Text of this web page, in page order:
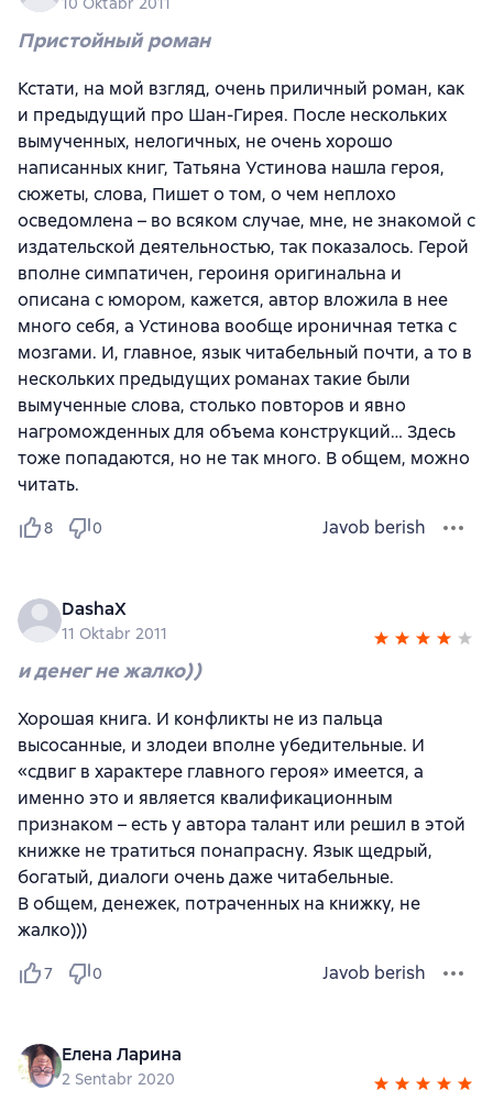
Пристойный роман
Кстати, на мой взгляд, очень приличный роман, как
и предыдущий про Шан-Гирея. После нескольких
вымученных, нелогичных, не очень хорошо
написанных книг, Татьяна Устинова нашла героя,
сюжеты, слова, Пишет о том, о чем неплохо
осведомлена – во всяком случае, мне, не знакомой с
издательской деятельностью, так показалось. Герой
вполне симпатичен, героиня оригинальна и
описана с юмором, кажется, автор вложила в нее
много себя, а Устинова вообще ироничная тетка с
мозгами. И, главное, язык читабельный почти, а то в
нескольких предыдущих романах такие были
вымученные слова, столько повторов и явно
нагроможденных для объема конструкций… Здесь
тоже попадаются, но не так много. В общем, можно
читать.
8 0 Javob berish
DashaX
11 Oktabr 2011
и денег не жалко))
Хорошая книга. И конфликты не из пальца
высосанные, и злодеи вполне убедительные. И
«сдвиг в характере главного героя» имеется, а
именно это и является квалификационным
признаком – есть у автора талант или решил в этой
книжке не тратиться понапрасну. Язык щедрый,
богатый, диалоги очень даже читабельные.
В общем, денежек, потраченных на книжку, не
жалко)))
7 0 Javob berish
Елена Ларина
2 Sentabr 2020